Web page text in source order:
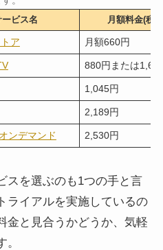
ービス名 月額料金(税
ア 月額660円
880円または
1,045円
2,189円
ンデマンド 2,530円
スを選ぶのも1つの手と言
ライアルを実施しているの
金と見合うかどうか、気軽